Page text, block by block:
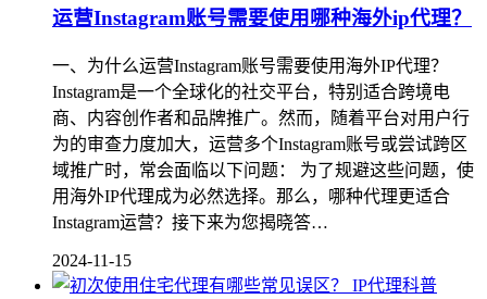
运营Instagram账号需要使用哪种海外ip代理？
一、为什么运营Instagram账号需要使用海外IP代理？
Instagram是一个全球化的社交平台，特别适合跨境电
商、内容创作者和品牌推广。然而，随着平台对用户行
为的审查力度加大，运营多个Instagram账号或尝试跨区
域推广时，常会面临以下问题： 为了规避这些问题，使
用海外IP代理成为必然选择。那么，哪种代理更适合
Instagram运营？接下来为您揭晓答…
2024-11-15
IP代理科普